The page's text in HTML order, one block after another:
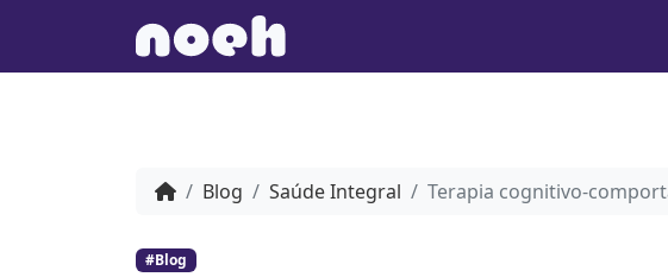
Blog Saúde Integral Terapia cognitivo-
#Blog